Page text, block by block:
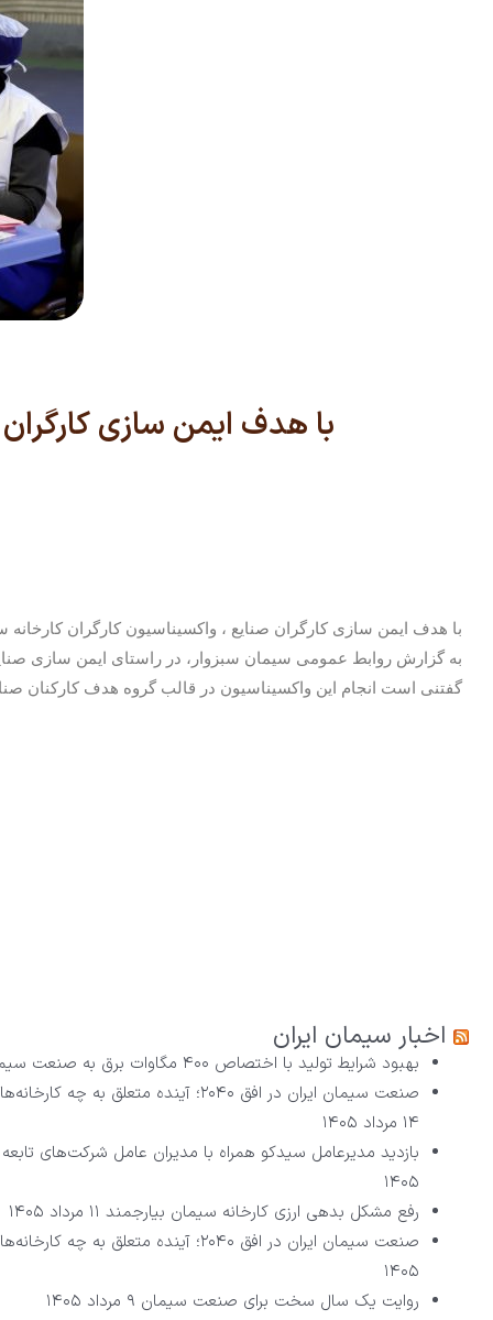
با هدف ایمن سازی
با هدف ایمن سازی کارگران صنایع ، واکسیناسیون کارگران کارخانه
به گزارش روابط عمومی سیمان سبزوار، در راستای ایمن سازی صنایع و اقدامات پیشگیرانه در
گفتنی است انجام این واکسیناسیون در قالب گروه هدف کارکنان
اخبار سیمان ایران
بهبود شرایط تولید با اختصاص ۴۰۰ مگاوات برق به صنعت سیمان
صنعت سیمان ایران در افق ۲۰۴۰؛ آینده متعلق به چه کارخانه‌هایی است؟ (بخش پنجم – پایانی)
۱۴ مرداد ۱۴۰۵
بازدید مدیرعامل سیدکو همراه با مدیران عامل شرکت‌های
۱۴۰۵
رفع مشکل بدهی ارزی کارخانه سیمان بیارجمند ۱۱ مرداد ۱۴۰۵
صنعت سیمان ایران در افق ۲۰۴۰؛ آینده متعلق به چه کارخانه‌هایی است؟ (بخش چهارم)
۱۴۰۵
روایت یک سال سخت برای صنعت سیمان ۹ مرداد ۱۴۰۵